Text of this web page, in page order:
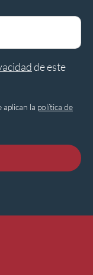
de este
la política de